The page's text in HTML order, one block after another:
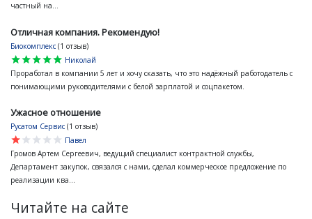
частный на...
Отличная компания. Рекомендую!
Биокомплекс (1 отзыв)
star
star
star
star
star
Николай
Проработал в компании 5 лет и хочу сказать, что это надёжный работодатель с
понимающими руководителями с белой зарплатой и соцпакетом.
Ужасное отношение
Русатом Сервис (1 отзыв)
star
star
star
star
star
Павел
Громов Артем Сергеевич, ведущий специалист контрактной службы,
Департамент закупок, связался с нами, сделал коммерческое предложение по
реализации ква...
Читайте на сайте